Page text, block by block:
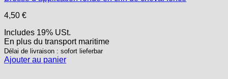
4,50 €
Includes 19% USt.
En plus du transportmaritime
Délai de livraison : sofort lieferbar
Ajouter au panier